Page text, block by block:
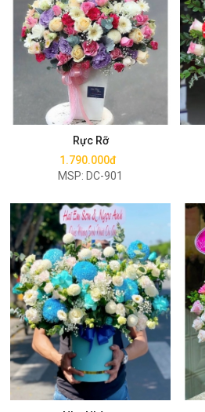
Rực Rỡ
1.790.000đ
MSP: DC-901
Mua ngay
Mua ngay